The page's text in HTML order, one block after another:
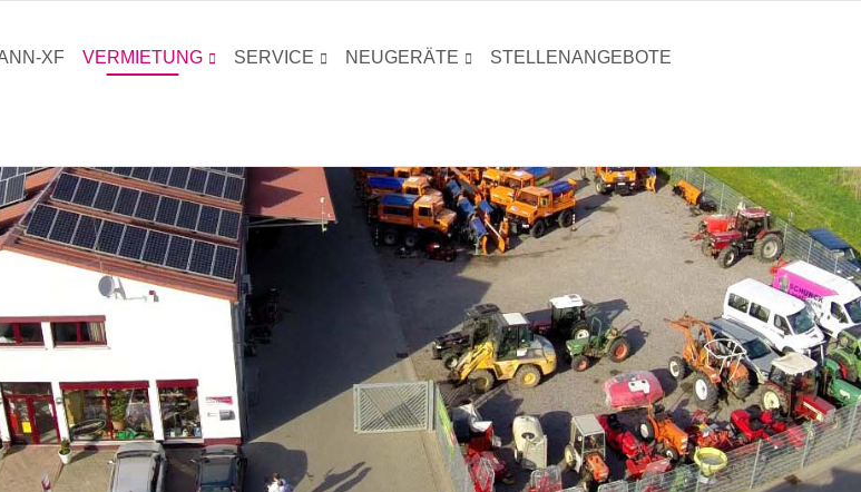
XF VERMIETUNG SERVICE NEUGERÄTE STELLENANGEBOTE